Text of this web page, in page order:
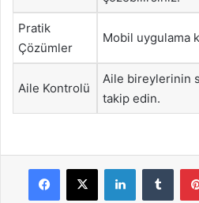
Pratik
Çözümler
Mobil uygulama
Aile Kontrolü
Aile bireylerinin
takip edin.
Facebook
X LinkedIn